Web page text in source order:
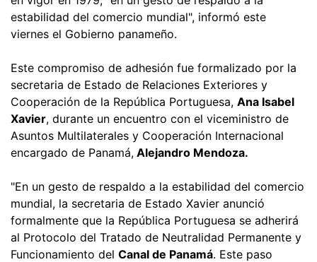
estabilidad del comercio mundial", informó este
viernes el Gobierno panameño.
Este compromiso de adhesión fue formalizado por la
secretaria de Estado de Relaciones Exteriores y
Cooperación de la República Portuguesa, Ana Isabel
Xavier, durante un encuentro con el viceministro de
Asuntos Multilaterales y Cooperación Internacional
encargado de Panamá, Alejandro Mendoza.
"En un gesto de respaldo a la estabilidad del comercio
mundial, la secretaria de Estado Xavier anunció
formalmente que la República Portuguesa se adherirá
al Protocolo del Tratado de Neutralidad Permanente y
Funcionamiento del Canal de Panamá. Este paso